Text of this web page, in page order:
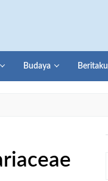
Budaya Beritaku